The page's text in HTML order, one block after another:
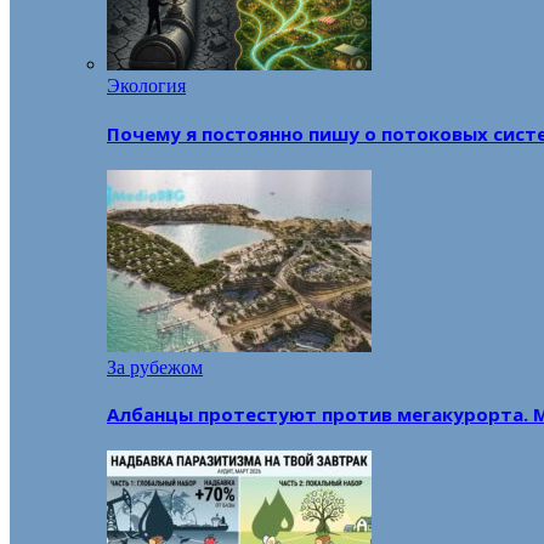
Экология
Почему я постоянно пишу о потоковых
За рубежом
Албанцы протестуют против мегакурорта.